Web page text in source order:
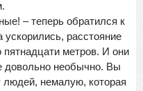
– теперь обратился к
расстояние
метров. И они
довольно необычно. Вы
людей, немалую, которая